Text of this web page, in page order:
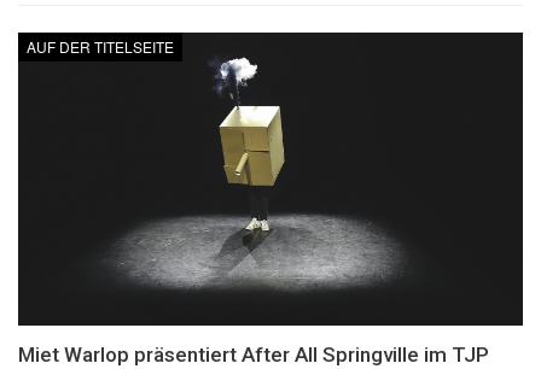
AUF DER TITELSEITE
Miet Warlop präsentiert After All Springville im TJP